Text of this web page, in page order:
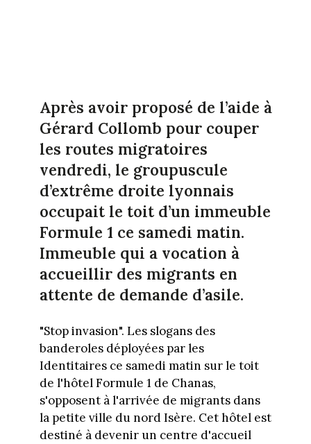
Après avoir proposé de l’aide à
Gérard Collomb pour couper
les routes migratoires
vendredi, le groupuscule
d’extrême droite lyonnais
occupait le toit d’un immeuble
Formule 1 ce samedi matin.
Immeuble qui a vocation à
accueillir des migrants en
attente de demande d’asile.
"Stop invasion". Les slogans des
banderoles déployées par les
Identitaires ce samedi matin sur le toit
de l'hôtel Formule 1 de Chanas,
s'opposent à l'arrivée de migrants dans
la petite ville du nord Isère. Cet hôtel est
destiné à devenir un centre d'accueil